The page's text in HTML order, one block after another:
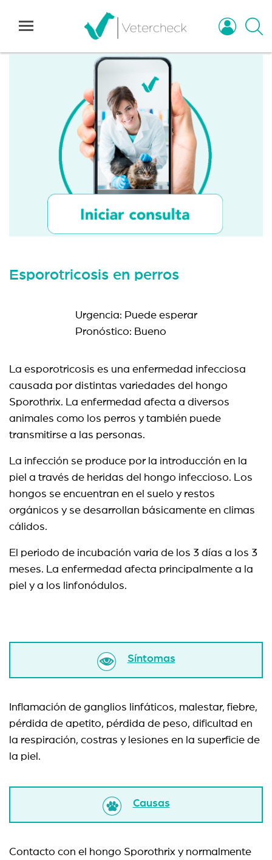
Esporotricosis en perros
Urgencia: Puede esperar
Pronóstico: Bueno
La esporotricosis es una enfermedad infecciosa
causada por distintas variedades del hongo
Sporothrix. La enfermedad afecta a diversos
animales como los perros y también puede
transmitirse a las personas.
La infección se produce por la introducción en la
piel a través de heridas del hongo infeccioso. Los
hongos se encuentran en el suelo y restos
orgánicos y se desarrollan básicamente en climas
cálidos.
El periodo de incubación varia de los 3 días a los 3
meses. La enfermedad afecta principalmente a la
piel y a los linfonódulos.
Síntomas
Inflamación de ganglios linfáticos, malestar, fiebre,
pérdida de apetito, pérdida de peso, dificultad en
la respiración, costras y lesiones en la superficie de
la piel.
Causas
Contacto con el hongo Sporothrix y normalmente